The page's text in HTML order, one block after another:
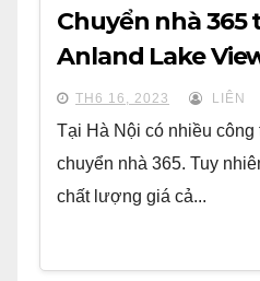
Chuyển nhà 365
Anland Lake
TH6 16, 2023 LIÊN
Tại Hà Nội có nhiều công
chuyển nhà 365. Tuy
chất lượng giá cả...